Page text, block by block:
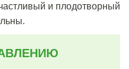
и плодотворный